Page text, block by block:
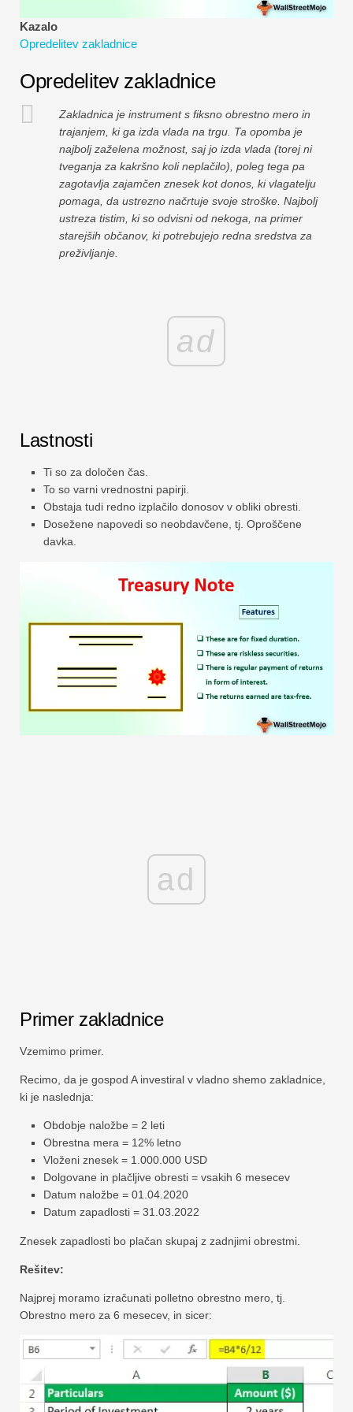
Polna oblika
Vadnice za obvladovanje tveganj
Kazalo
Opredelitev zakladnice
Opredelitev zakladnice
Zakladnica je instrument s fiksno obrestno mero in
trajanjem, ki ga izda vlada na trgu. Ta opomba je
najbolj zaželena možnost, saj jo izda vlada (torej ni
tveganja za kakršno koli neplačilo), poleg tega pa
zagotavlja zajamčen znesek kot donos, ki vlagatelju
pomaga, da ustrezno načrtuje svoje stroške. Najbolj
ustreza tistim, ki so odvisni od nekoga, na primer
starejših občanov, ki potrebujejo redna sredstva za
preživljanje.
ad
Lastnosti
Ti so za določen čas.
To so varni vrednostni papirji.
Obstaja tudi redno izplačilo donosov v obliki obresti.
Dosežene napovedi so neobdavčene, tj. Oproščene
davka.
ad
Primer zakladnice
Vzemimo primer.
Recimo, da je gospod A investiral v vladno shemo zakladnice,
ki je naslednja:
Obdobje naložbe = 2 leti
Obrestna mera = 12% letno
Vloženi znesek = 1.000.000 USD
Dolgovane in plačljive obresti = vsakih 6 mesecev
Datum naložbe = 01.04.2020
Datum zapadlosti = 31.03.2022
Znesek zapadlosti bo plačan skupaj z zadnjimi obrestmi.
Rešitev:
Najprej moramo izračunati polletno obrestno mero, tj.
Obrestno mero za 6 mesecev, in sicer: